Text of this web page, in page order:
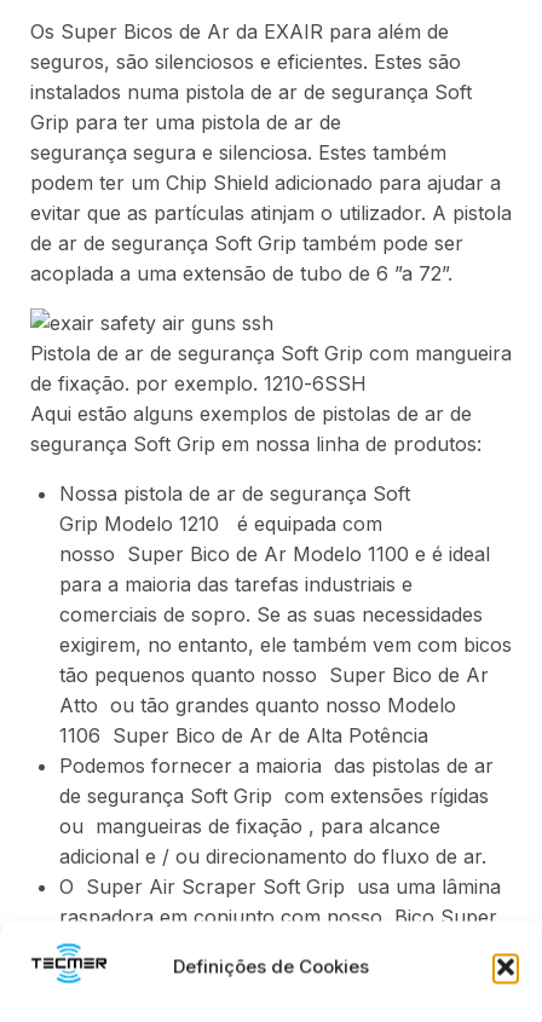
Definições de Cookies
Os Super Bicos de Ar da EXAIR para além de
seguros, são silenciosos e eficientes. Estes são
instalados numa pistola de ar de segurança Soft
Grip para ter uma pistola de ar de
segurança segura e silenciosa. Estes também
podem ter um Chip Shield adicionado para ajudar a
evitar que as partículas atinjam o utilizador. A pistola
de ar de segurança Soft Grip também pode ser
acoplada a uma extensão de tubo de 6 ”a 72”.
Pistola de ar de segurança Soft Grip com mangueira
de fixação. por exemplo. 1210-6SSH
Aqui estão alguns exemplos de pistolas de ar de
segurança Soft Grip em nossa linha de produtos:
Nossa pistola de ar de segurança Soft
Grip Modelo 1210 é equipada com
nosso Super Bico de Ar Modelo 1100 e é ideal
para a maioria das tarefas industriais e
comerciais de sopro. Se as suas necessidades
exigirem, no entanto, ele também vem com bicos
tão pequenos quanto nosso Super Bico de Ar
Atto ou tão grandes quanto nosso Modelo
1106 Super Bico de Ar de Alta Potência
Podemos fornecer a maioria das pistolas de ar
de segurança Soft Grip com extensões rígidas
ou mangueiras de fixação , para alcance
adicional e / ou direcionamento do fluxo de ar.
O Super Air Scraper Soft Grip usa uma lâmina
raspadora em conjunto com nosso Bico Super
Air Flat de 2 ″ para remover detritos teimosos
como calafetagem, tinta, adesivos, juntas, etc.,